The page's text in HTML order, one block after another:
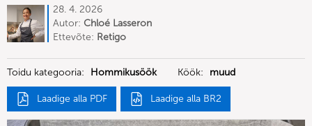
28. 4. 2026
Autor: Chloé Lasseron
Ettevõte: Retigo
Toidu kategooria: Hommikusöök Köök: muud
Laadige alla PDF Laadige alla BR2